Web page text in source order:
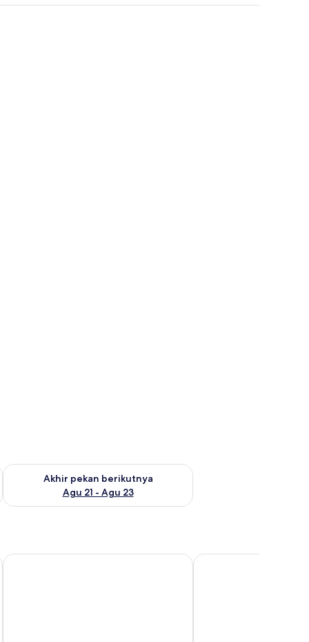
Agu 14 - Agu 16
Akhir pekan berikutnya
Agu 21 - Agu 23
Periksa ketersediaan untuk akhir pekan berikutnya Agu 21 -
Athens Panorama Project Athens Mosaico